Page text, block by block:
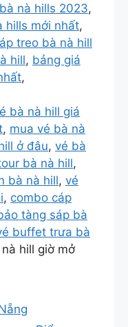
nà hills 2023,
hills mới nhất,
treo bà nà hill
hill, bảng giá
,
bà nà hill giá
, mua vé bà nà
ở đâu, vé bà
bà nà hill,
bà nà hill, vé
, combo cáp
tàng sáp bà
buffet trưa bà
hill giờ mở